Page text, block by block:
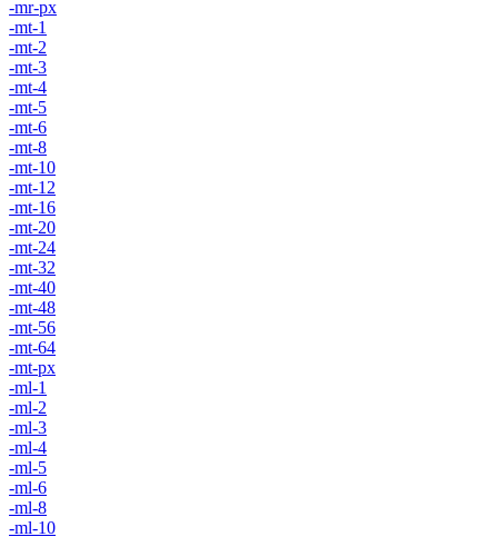
-mr-px
-mt-1
-mt-2
-mt-3
-mt-4
-mt-5
-mt-6
-mt-8
-mt-10
-mt-12
-mt-16
-mt-20
-mt-24
-mt-32
-mt-40
-mt-48
-mt-56
-mt-64
-mt-px
-ml-1
-ml-2
-ml-3
-ml-4
-ml-5
-ml-6
-ml-8
-ml-10